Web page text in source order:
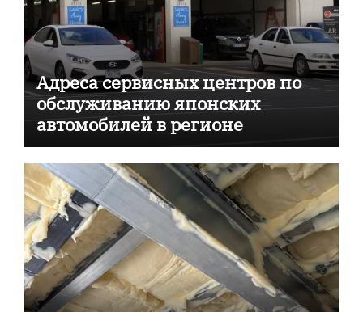
Адреса сервисных центров по
обслуживанию японских
автомобилей в регионе